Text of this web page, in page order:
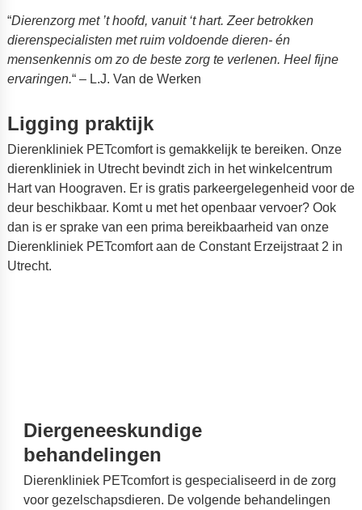
“Dierenzorg met ’t hoofd, vanuit ‘t hart. Zeer betrokken
dierenspecialisten met ruim voldoende dieren- én
mensenkennis om zo de beste zorg te verlenen. Heel fijne
ervaringen.“ – L.J. Van de Werken
Ligging praktijk
Dierenkliniek PETcomfort is gemakkelijk te bereiken. Onze
dierenkliniek in Utrecht bevindt zich in het winkelcentrum
Hart van Hoograven. Er is gratis parkeergelegenheid voor de
deur beschikbaar. Komt u met het openbaar vervoer? Ook
dan is er sprake van een prima bereikbaarheid van onze
Dierenkliniek PETcomfort aan de Constant Erzeijstraat 2 in
Utrecht.
Diergeneeskundige
behandelingen
Dierenkliniek PETcomfort is gespecialiseerd in de zorg
voor gezelschapsdieren. De volgende behandelingen